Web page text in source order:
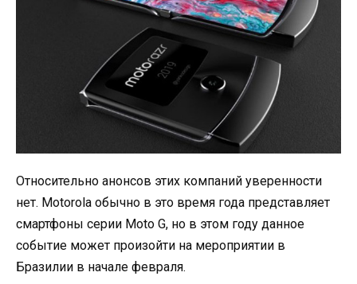
Относительно анонсов этих компаний уверенности
нет. Motorola обычно в это время года представляет
смартфоны серии Moto G, но в этом году данное
событие может произойти на мероприятии в
Бразилии в начале февраля.